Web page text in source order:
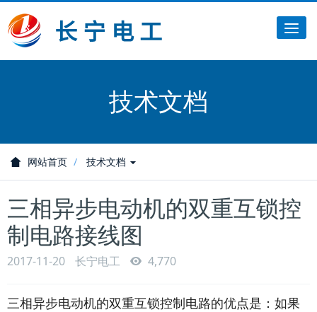
技术文档
网站首页 技术文档
三相异步电动机的双重互锁控
制电路接线图
2017-11-20 长宁电工 4,770
三相异步电动机的双重互锁控制电路的优点是：如果